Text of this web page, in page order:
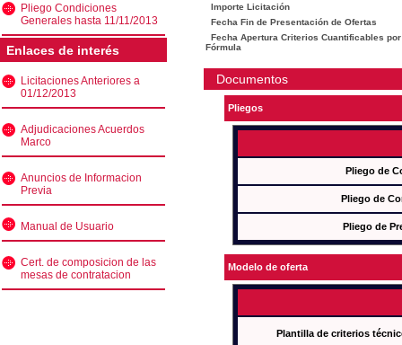
Pliego Condiciones
Generales hasta 11/11/2013
Enlaces de interés
Licitaciones Anteriores a
01/12/2013
Adjudicaciones Acuerdos
Marco
Anuncios de Informacion
Previa
Manual de Usuario
Cert. de composicion de las
mesas de contratacion
Importe Licitación
Fecha Fin de Presentación de Ofertas
Fecha Apertura Criterios Cuantificables por
Fórmula
Documentos
Pliegos
Pliego de
Pliego de
Pliego de
Modelo de oferta
Plantilla de criterios